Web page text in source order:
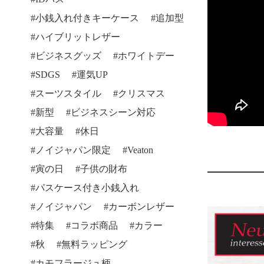
小銭入れ付きキーケース
追加型
ハイブリットレザー
ビジネスグッズ
ホワイトデー
SDGS
運気UP
スーツスタイル
クリスマス
新型
ビジネスシーン対応
大容量
休日
ノイジャパン限定
Veaton
寅の日
子供の財布
パスケース付き小銭入れ
ノイジャパン
カーボンレザー
特集
コラボ商品
カラー
秋
無料ラッピング